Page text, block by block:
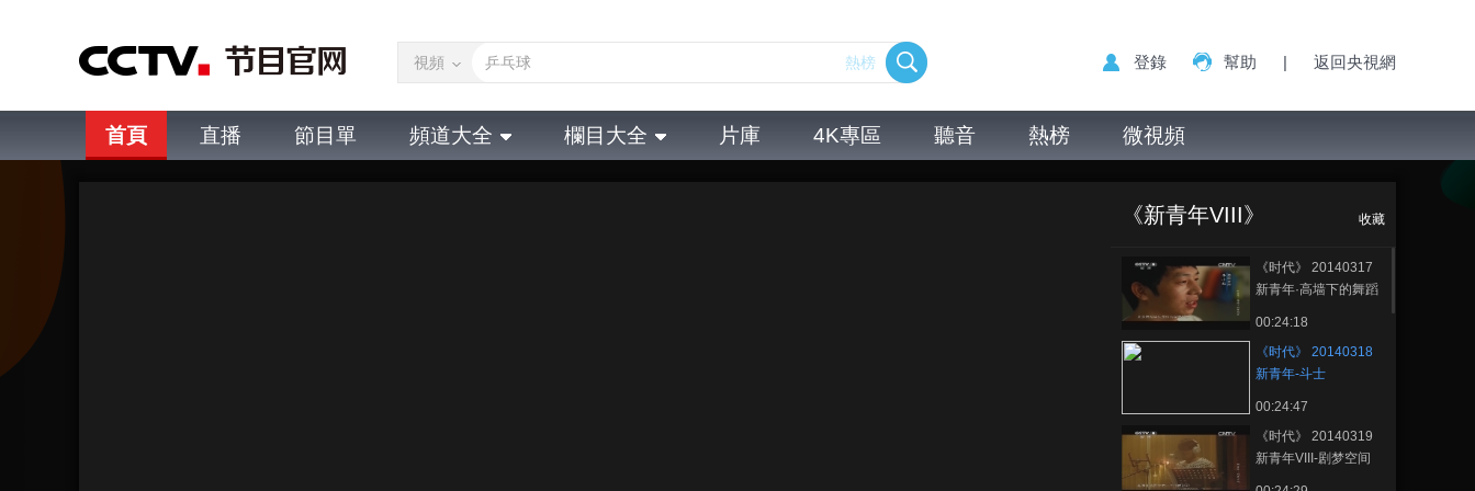
視頻 熱榜 登錄 幫助 | 返回央視網
首頁 直播 節目單 頻道大全 欄目大全 片庫 4K專區 聽音 熱榜 微視頻
《新青年VIII》 收藏
《时代》 20140317
新青年·高墙下的舞蹈
00:24:18
《时代》 20140318
新青年-斗士
00:24:47
《时代》 20140319
新青年VIII-剧梦空间